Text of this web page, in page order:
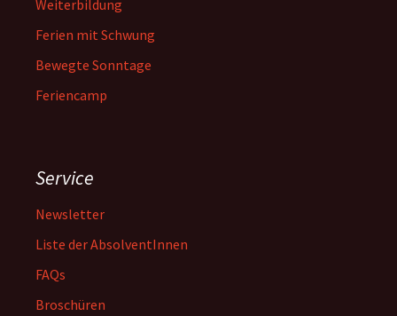
Weiterbildung
Ferien mit Schwung
Bewegte Sonntage
Feriencamp
Service
Newsletter
Liste der AbsolventInnen
FAQs
Broschüren